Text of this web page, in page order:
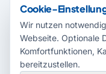
Cookie-
Wir nutzen
Webseite. Optionale
Komfortfunktionen,
bereitzustellen.